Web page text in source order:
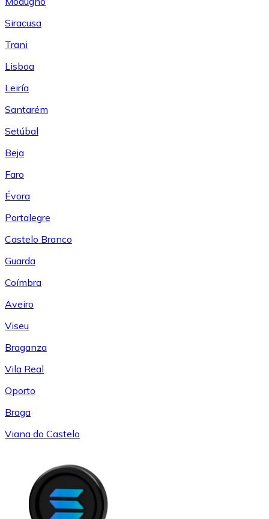
Siracusa
Trani
Lisboa
Leiría
Santarém
Setúbal
Beja
Faro
Évora
Portalegre
Castelo Branco
Guarda
Coímbra
Aveiro
Viseu
Braganza
Vila Real
Oporto
Braga
Viana do Castelo